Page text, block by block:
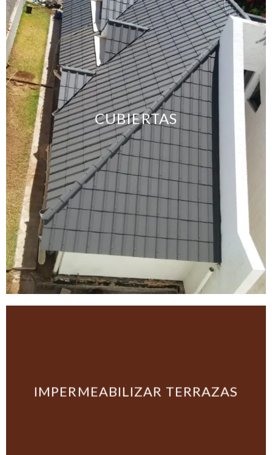
CUBIERTAS
IMPERMEABILIZAR TERRAZAS